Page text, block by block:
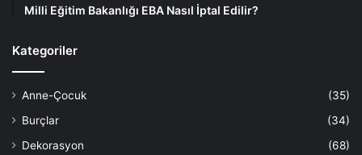
Milli Eğitim Bakanlığı EBA Nasıl İptal Edilir?
Kategoriler
Anne-Çocuk
(35)
Burçlar
(34)
Dekorasyon
(68)